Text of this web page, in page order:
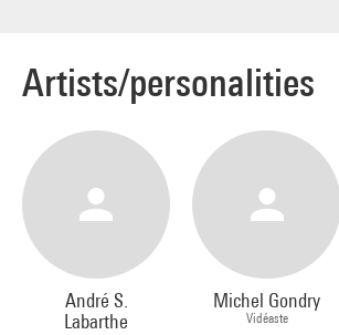
Artists/personalities
André S.
Labarthe
Michel Gondry
Vidéaste